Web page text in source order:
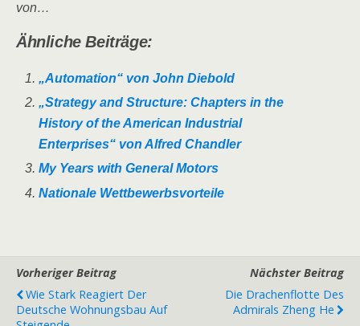
von…
Ähnliche Beiträge:
„Automation“ von John Diebold
„Strategy and Structure: Chapters in the
History of the American Industrial
Enterprises“ von Alfred Chandler
My Years with General Motors
Nationale Wettbewerbsvorteile
Vorheriger Beitrag
Wie Stark Reagiert Der
Deutsche Wohnungsbau Auf
Nächster Beitrag
Die Drachenflotte Des
Admirals Zheng He